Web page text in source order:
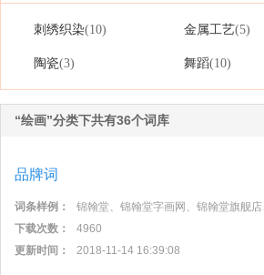
刺绣织染(10) 金属工艺(5)
陶瓷(3) 舞蹈(10)
“绘画”分类下共有36个词库
品牌词
词条样例：
锦翰堂、锦翰堂字画网、锦翰堂旗舰
下载次数：
4960
更新时间：
2018-11-14 16:39:08